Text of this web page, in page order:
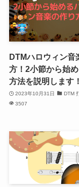
DTMハロウィン音
方！2小節から始
方法を説明します！
2023年10月31日
DTM
3507